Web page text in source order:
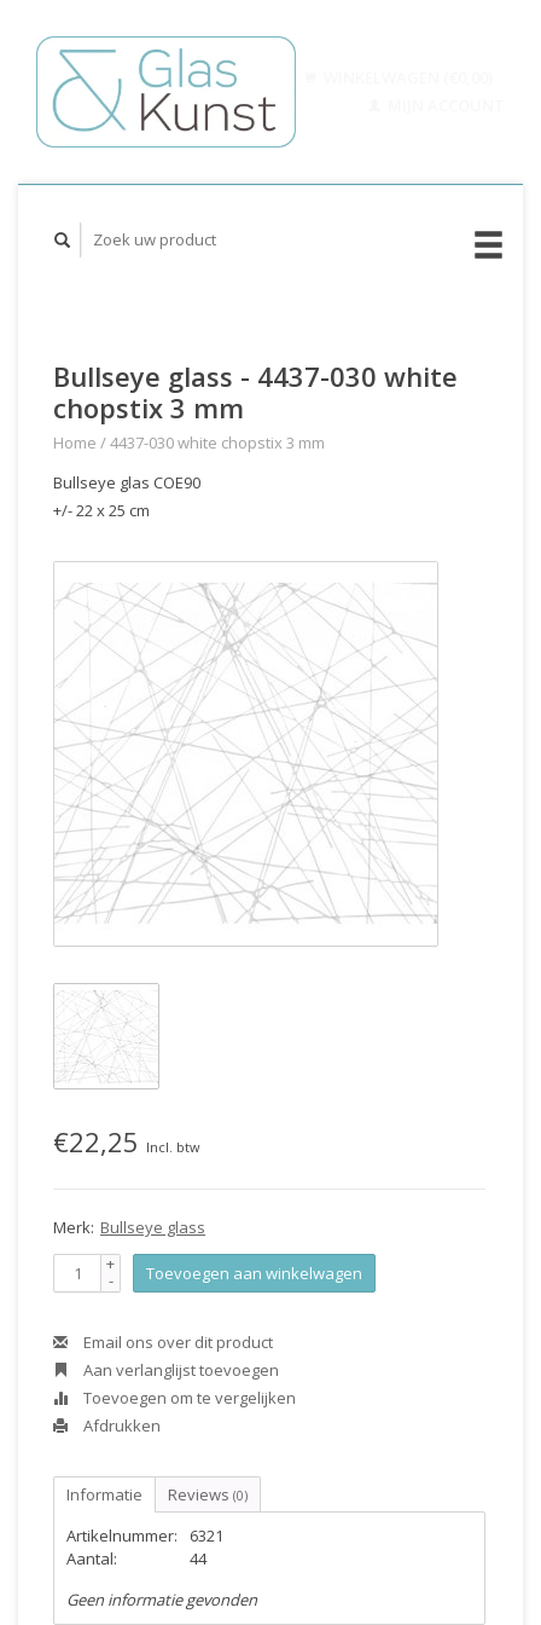
Bullseye glass - 4437-030 white
chopstix 3 mm
Home /4437-030 white chopstix 3 mm
Bullseye glas COE90
+/- 22 x 25 cm
€22,25 Incl. btw
Merk: Bullseye glass
+
- Toevoegen aan winkelwagen
Email ons over dit product
Aan verlanglijst toevoegen
Toevoegen om te vergelijken
Afdrukken
Informatie Reviews (0)
Artikelnummer:
6321
Aantal:
44
Geen informatie gevonden